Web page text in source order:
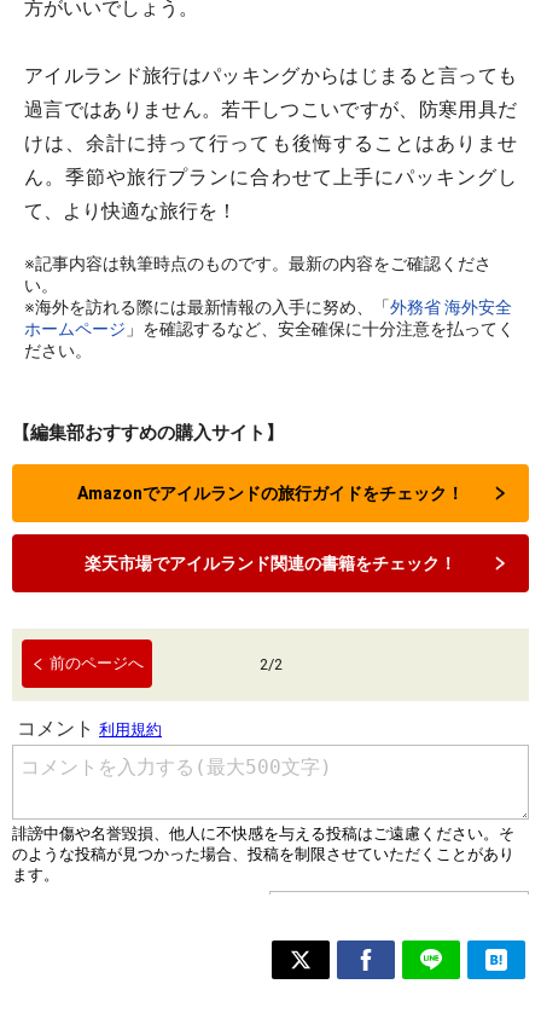
方がいいでしょう。
アイルランド旅行はパッキングからはじまると言っても
過言ではありません。若干しつこいですが、防寒用具だ
けは、余計に持って行っても後悔することはありませ
ん。季節や旅行プランに合わせて上手にパッキングし
て、より快適な旅行を！
※記事内容は執筆時点のものです。最新の内容をご確認くださ
い。
※海外を訪れる際には最新情報の入手に努め、「外務省 海外安全
ホームページ 」を確認するなど、安全確保に十分注意を払ってく
ださい。
【編集部おすすめの購入サイト】
Amazonでアイルランドの旅行ガイドをチェック！
楽天市場でアイルランド関連の書籍をチェック！
前のページへ 2/2